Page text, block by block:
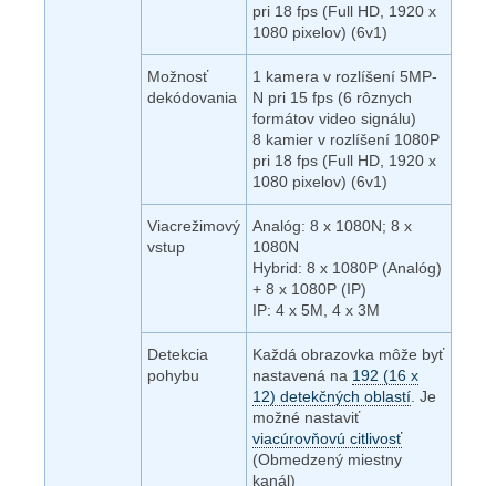
pri 18 fps (Full HD, 1920 x
1080 pixelov) (6v1)
Možnosť
dekódovania
1 kamera v rozlíšení 5MP-
N pri 15 fps (6 rôznych
formátov video signálu)
8 kamier v rozlíšení 1080P
pri 18 fps (Full HD, 1920 x
1080 pixelov) (6v1)
Viacrežimový
vstup
Analóg: 8 x 1080N; 8 x
1080N
Hybrid: 8 x 1080P (Analóg)
+ 8 x 1080P (IP)
IP: 4 x 5M, 4 x 3M
Detekcia
pohybu
Každá obrazovka môže byť
nastavená na 192 (16 x
12) detekčných oblastí . Je
možné nastaviť
viacúrovňovú citlivosť
(Obmedzený miestny
kanál)